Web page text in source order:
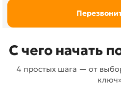
С чего начать
4 простых шага — от